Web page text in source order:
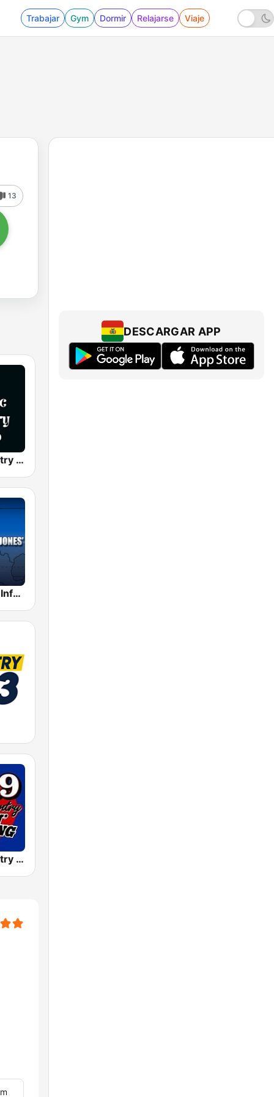
Trabajar Gym Dormir Relajarse Viaje
13
Classic Country Radio
Alex Jones - Infowars.com
Classic Country 104.9 FM
DESCARGAR APP